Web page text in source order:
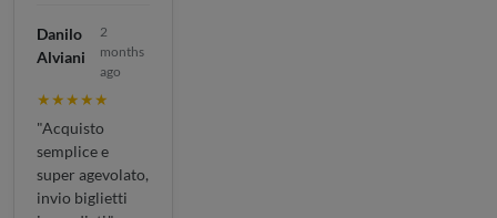
Danilo
Alviani
2
months
ago
★★★★★
"Acquisto
semplice e
super agevolato,
invio biglietti